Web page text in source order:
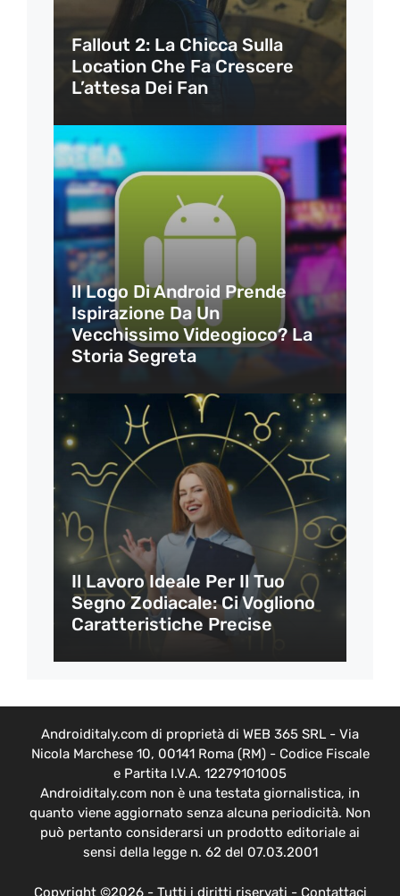
Fallout 2: La Chicca Sulla
Location Che Fa Crescere
L’attesa Dei Fan
Il Logo Di Android Prende
Ispirazione Da Un
Vecchissimo Videogioco? La
Storia Segreta
Il Lavoro Ideale Per Il Tuo
Segno Zodiacale: Ci Vogliono
Caratteristiche Precise
Androiditaly.com di proprietà di WEB 365 SRL - Via
Nicola Marchese 10, 00141 Roma (RM) - Codice Fiscale
e Partita I.V.A. 12279101005
Androiditaly.com non è una testata giornalistica, in
quanto viene aggiornato senza alcuna periodicità. Non
può pertanto considerarsi un prodotto editoriale ai
sensi della legge n. 62 del 07.03.2001
Copyright ©2026 - Tutti i diritti riservati - Contattaci